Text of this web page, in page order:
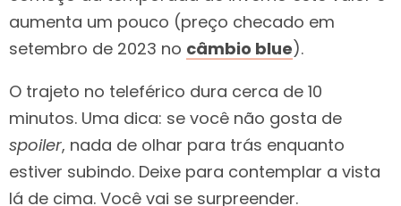
aumenta um pouco (preço checado em
setembro de 2023 no câmbio blue).
O trajeto no teleférico dura cerca de 10
minutos. Uma dica: se você não gosta de
spoiler, nada de olhar para trás enquanto
estiver subindo. Deixe para contemplar a vista
lá de cima. Você vai se surpreender.